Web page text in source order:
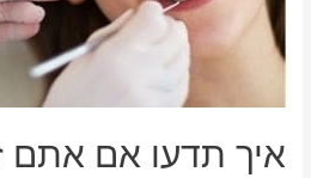
איך תדעו אם אתם